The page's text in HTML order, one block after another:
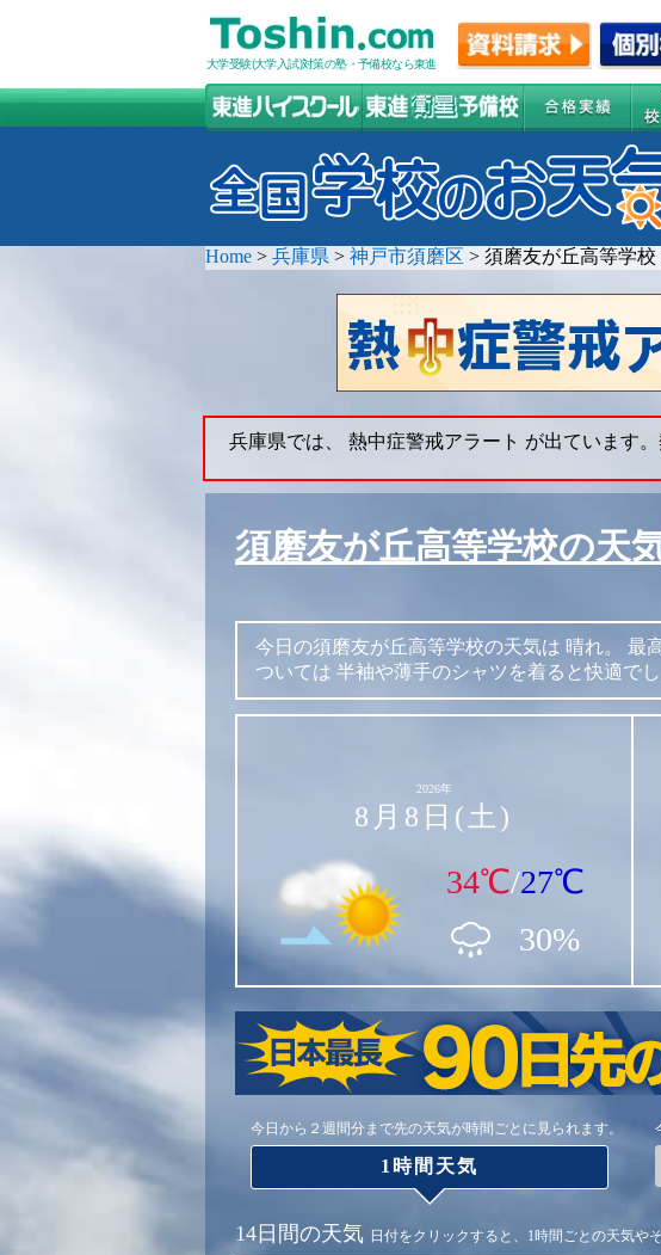
大学受験(大学入試)対策の塾・予備校なら東進
Home > 兵庫県 > 神戸市須磨区 > 須磨友が丘高等学校
兵庫県では、 熱中症警戒アラート が出ています。
須磨友が丘高等学校の天
今日の須磨友が丘高等学校の天気は 晴れ。 最
ついては 半袖や薄手のシャツを着ると快適でし
2026年
8月8日(土)
34℃/27℃
30%
今日から２週間分まで先の天気が時間ごとに見られます。
1時間天気
14日間の天気 日付をクリックすると、1時間ごとの天気や